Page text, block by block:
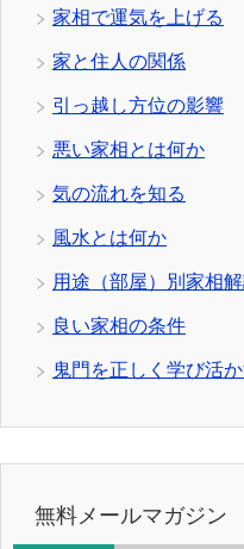
家相で運気を上げる
家と住人の関係
引っ越し方位の影響
悪い家相とは何か
気の流れを知る
風水とは何か
用途（部屋）別家相
良い家相の条件
鬼門を正しく学び活
無料メールマガジン